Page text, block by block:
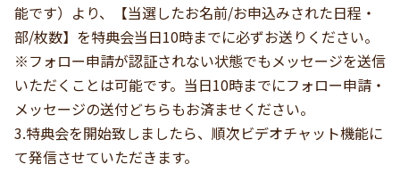
能です）より、【当選したお名前/お申込みされた日程・
部/枚数】を特典会当日10時までに必ずお送りください。
※フォロー申請が認証されない状態でもメッセージを送信
いただくことは可能です。当日10時までにフォロー申請・
メッセージの送付どちらもお済ませください。
3.特典会を開始致しましたら、順次ビデオチャット機能に
て発信させていただきます。